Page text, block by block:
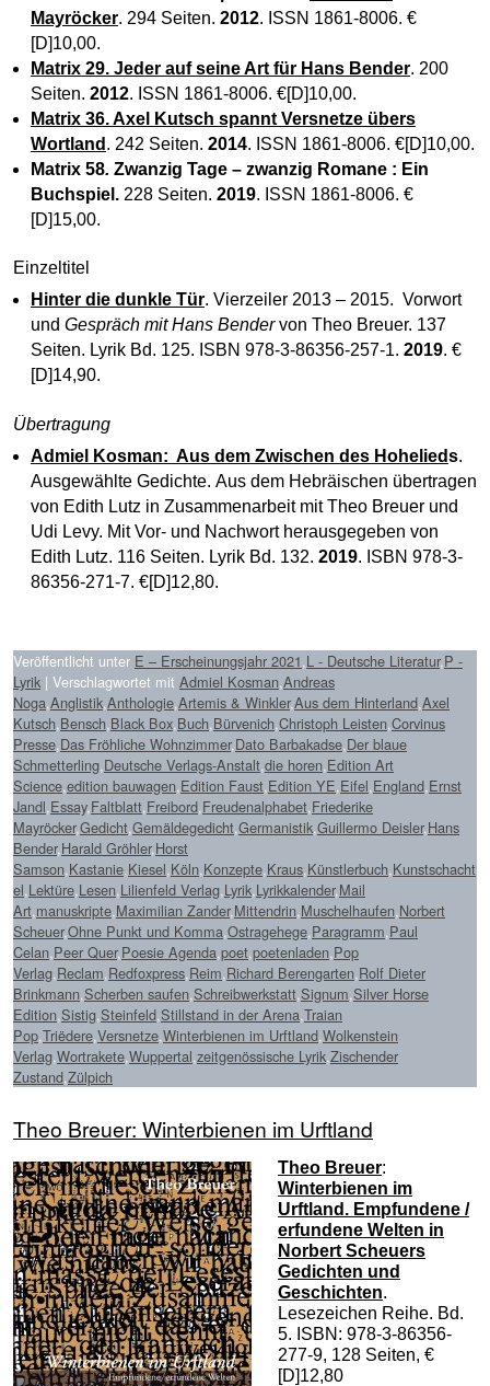
Mayröcker. 294 Seiten. 2012. ISSN 1861-8006. €
[D]10,00.
Matrix 29. Jeder auf seine Art für Hans Bender. 200
Seiten. 2012. ISSN 1861-8006. €[D]10,00.
Matrix 36. Axel Kutsch spannt Versnetze übers
Wortland . 242 Seiten. 2014. ISSN 1861-8006. €[D]10,00.
Matrix 58. Zwanzig Tage – zwanzig Romane : Ein
Buchspiel . 228 Seiten. 2019. ISSN 1861-8006. €
[D]15,00.
Einzeltitel
Hinter die dunkle Tür. Vierzeiler 2013 – 2015. Vorwort
und Gespräch mit Hans Bendervon Theo Breuer. 137
Seiten. Lyrik Bd. 125. ISBN 978-3-86356-257-1. 2019. €
[D]14,90.
Übertragung
Admiel Kosman: Aus dem Zwischen des Hohelieds.
Ausgewählte Gedichte. Aus dem Hebräischen übertragen
von Edith Lutz in Zusammenarbeit mit Theo Breuer und
Udi Levy. Mit Vor- und Nachwort herausgegeben von
Edith Lutz. 116 Seiten. Lyrik Bd. 132. 2019. ISBN 978-3-
86356-271-7. €[D]12,80.
Veröffentlicht unter E – Erscheinungsjahr 2021,L - Deutsche Literatur,P -
Lyrik | Verschlagwortet mit Admiel Kosman,Andreas
Noga,Anglistik,Anthologie,Artemis & Winkler,Aus dem Hinterland,Axel
Kutsch,Bensch,Black Box,Buch,Bürvenich,Christoph Leisten,Corvinus
Presse,Das Fröhliche Wohnzimmer,Dato Barbakadse,Der blaue
Schmetterling,Deutsche Verlags-Anstalt,die horen,Edition Art
Science,edition bauwagen,Edition Faust,Edition YE,Eifel,England,Ernst
Jandl,Essay,Faltblatt,Freibord,Freudenalphabet,Friederike
Mayröcker,Gedicht,Gemäldegedicht,Germanistik,Guillermo Deisler,Hans
Bender,Harald Gröhler,Horst
Samson,Kastanie,Kiesel,Köln,Konzepte,Kraus,Künstlerbuch,Kunstschacht
el,Lektüre,Lesen,Lilienfeld Verlag,Lyrik,Lyrikkalender,Mail
Art,manuskripte,Maximilian Zander,Mittendrin,Muschelhaufen,Norbert
Scheuer,Ohne Punkt und Komma,Ostragehege,Paragramm,Paul
Celan,Peer Quer,Poesie Agenda,poet,poetenladen,Pop
Verlag,Reclam,Redfoxpress,Reim,Richard Berengarten,Rolf Dieter
Brinkmann,Scherben saufen,Schreibwerkstatt,Signum,Silver Horse
Edition,Sistig,Steinfeld,Stillstand in der Arena,Traian
Pop,Triëdere,Versnetze,Winterbienen im Urftland,Wolkenstein
Verlag,Wortrakete,Wuppertal,zeitgenössische Lyrik,Zischender
Zustand,Zülpich
Theo Breuer: Winterbienen im Urftland
Theo Breuer:
Winterbienen im
Urftland. Empfundene /
erfundene Welten in
Norbert Scheuers
Gedichten und
Geschichten.
Lesezeichen Reihe. Bd.
5. ISBN: 978-3-86356-
277-9, 128 Seiten, €
[D]12,80